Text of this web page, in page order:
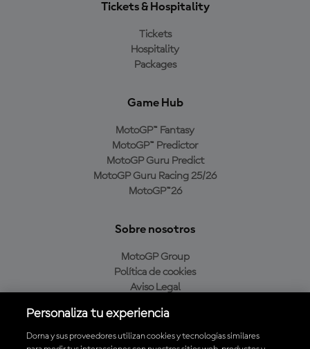
Tickets & Hospitality
Tickets
Hospitality
Packages
Game Hub
MotoGP™ Fantasy
MotoGP™ Predictor
MotoGP Guru Predict
MotoGP Guru Racing 25/26
MotoGP™26
Sobre nosotros
MotoGP Group
Política de cookies
Aviso Legal
Política de compra
Personaliza tu experiencia
Dorna y sus proveedores utilizan cookies y tecnologías similares